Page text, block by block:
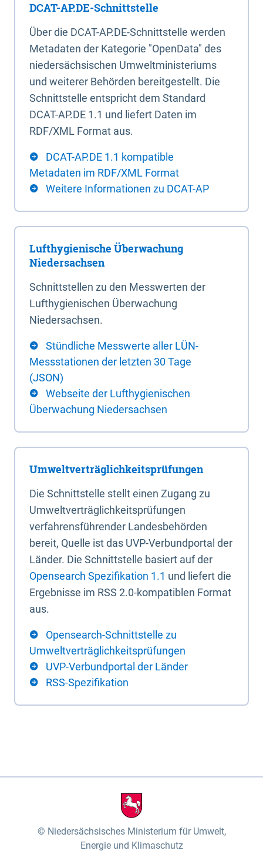
DCAT-AP.DE-Schnittstelle
Über die DCAT-AP.DE-Schnittstelle werden
Metadaten der Kategorie "OpenData" des
niedersächsischen Umweltministeriums
und weiterer Behörden bereitgestellt. Die
Schnittstelle entspricht dem Standard
DCAT-AP.DE 1.1 und liefert Daten im
RDF/XML Format aus.
DCAT-AP.DE 1.1 kompatible
Metadaten im RDF/XML Format
Weitere Informationen zu DCAT-AP
Lufthygienische Überwachung
Niedersachsen
Schnittstellen zu den Messwerten der
Lufthygienischen Überwachung
Niedersachsen.
Stündliche Messwerte aller LÜN-
Messstationen der letzten 30 Tage
(JSON)
Webseite der Lufthygienischen
Überwachung Niedersachsen
Umweltverträglichkeitsprüfungen
Die Schnittstelle stellt einen Zugang zu
Umweltverträglichkeitsprüfungen
verfahrensführender Landesbehörden
bereit, Quelle ist das UVP-Verbundportal der
Länder. Die Schnittstelle basiert auf der
Opensearch Spezifikation 1.1 und liefert die
Ergebnisse im RSS 2.0-kompatiblen Format
aus.
Opensearch-Schnittstelle zu
Umweltverträglichkeitsprüfungen
UVP-Verbundportal der Länder
RSS-Spezifikation
Niedersächsisches Ministerium für Umwelt,
Energie und Klimaschutz